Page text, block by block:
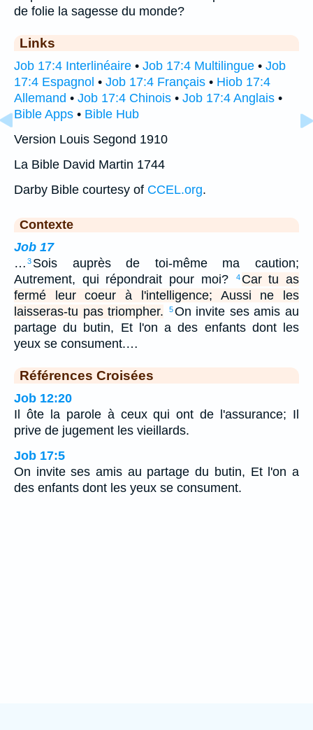
de folie la sagesse du monde?
Links
Job 17:4 Interlinéaire • Job 17:4 Multilingue • Job
17:4 Espagnol • Job 17:4 Français • Hiob 17:4
Allemand • Job 17:4 Chinois • Job 17:4 Anglais •
Bible Apps • Bible Hub
Version Louis Segond 1910
La Bible David Martin 1744
Darby Bible courtesy of CCEL.org.
Contexte
Job 17
… 3 Sois auprès de toi-même ma caution;
Autrement, qui répondrait pour moi?
4 Car tu as
fermé leur coeur à l'intelligence; Aussi ne les
laisseras-tu pas triompher.
5On invite ses amis au
partage du butin, Et l'on a des enfants dont les
yeux se consument.…
Références Croisées
Job 12:20
Il ôte la parole à ceux qui ont de l'assurance; Il
prive de jugement les vieillards.
Job 17:5
On invite ses amis au partage du butin, Et l'on a
des enfants dont les yeux se consument.